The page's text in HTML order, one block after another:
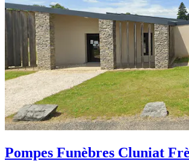
Pompes Funèbres Cluniat